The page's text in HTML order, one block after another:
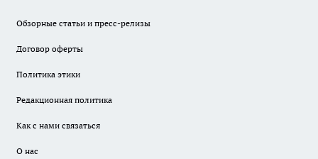
Обзорные статьи и пресс-релизы
Договор оферты
Политика этики
Редакционная политика
Как с нами связаться
О нас